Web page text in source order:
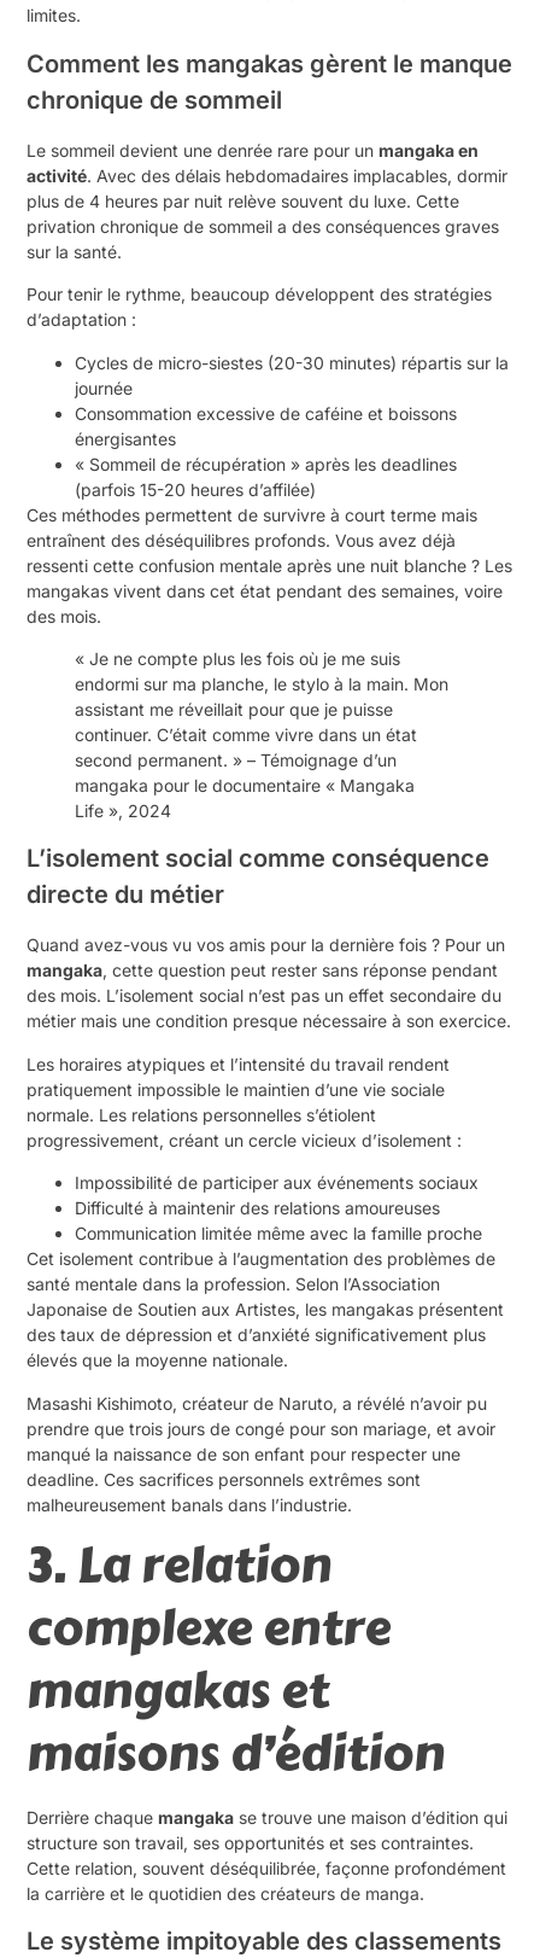
limites.
Comment les mangakas gèrent le manque
chronique de sommeil
Le sommeil devient une denrée rare pour unmangaka en
activité. Avec des délais hebdomadaires implacables, dormir
plus de 4 heures par nuit relève souvent du luxe. Cette
privation chronique de sommeil a des conséquences graves
sur la santé.
Pour tenir le rythme, beaucoup développent des stratégies
d’adaptation :
Cycles de micro-siestes (20-30 minutes) répartis sur la
journée
Consommation excessive de caféine et boissons
énergisantes
« Sommeil de récupération » après les deadlines
(parfois 15-20 heures d’affilée)
Ces méthodes permettent de survivre à court terme mais
entraînent des déséquilibres profonds. Vous avez déjà
ressenti cette confusion mentale après une nuit blanche ? Les
mangakas vivent dans cet état pendant des semaines, voire
des mois.
« Je ne compte plus les fois où je me suis
endormi sur ma planche, le stylo à la main. Mon
assistant me réveillait pour que je puisse
continuer. C’était comme vivre dans un état
second permanent. » – Témoignage d’un
mangaka pour le documentaire « Mangaka
Life », 2024
L’isolement social comme conséquence
directe du métier
Quand avez-vous vu vos amis pour la dernière fois ? Pour un
mangaka, cette question peut rester sans réponse pendant
des mois. L’isolement social n’est pas un effet secondaire du
métier mais une condition presque nécessaire à son exercice.
Les horaires atypiques et l’intensité du travail rendent
pratiquement impossible le maintien d’une vie sociale
normale. Les relations personnelles s’étiolent
progressivement, créant un cercle vicieux d’isolement :
Impossibilité de participer aux événements sociaux
Difficulté à maintenir des relations amoureuses
Communication limitée même avec la famille proche
Cet isolement contribue à l’augmentation des problèmes de
santé mentale dans la profession. Selon l’Association
Japonaise de Soutien aux Artistes, les mangakas présentent
des taux de dépression et d’anxiété significativement plus
élevés que la moyenne nationale.
Masashi Kishimoto, créateur de Naruto, a révélé n’avoir pu
prendre que trois jours de congé pour son mariage, et avoir
manqué la naissance de son enfant pour respecter une
deadline. Ces sacrifices personnels extrêmes sont
malheureusement banals dans l’industrie.
3. La relation
complexe entre
mangakas et
maisons d’édition
Derrière chaquemangaka se trouve une maison d’édition qui
structure son travail, ses opportunités et ses contraintes.
Cette relation, souvent déséquilibrée, façonne profondément
la carrière et le quotidien des créateurs de manga.
Le système impitoyable des classements